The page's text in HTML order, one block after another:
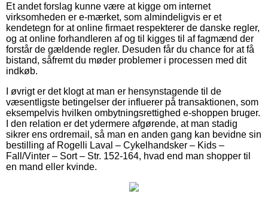
Et andet forslag kunne være at kigge om internet
virksomheden er e-mærket, som almindeligvis er et
kendetegn for at online firmaet respekterer de danske regler,
og at online forhandleren af og til kigges til af fagmænd der
forstår de gældende regler. Desuden får du chance for at få
bistand, såfremt du møder problemer i processen med dit
indkøb.
I øvrigt er det klogt at man er hensynstagende til de
væsentligste betingelser der influerer på transaktionen, som
eksempelvis hvilken ombytningsrettighed e-shoppen bruger.
I den relation er det ydermere afgørende, at man stadig
sikrer ens ordremail, så man en anden gang kan bevidne sin
bestilling af Rogelli Laval – Cykelhandsker – Kids –
Fall/Vinter – Sort – Str. 152-164, hvad end man shopper til
en mand eller kvinde.